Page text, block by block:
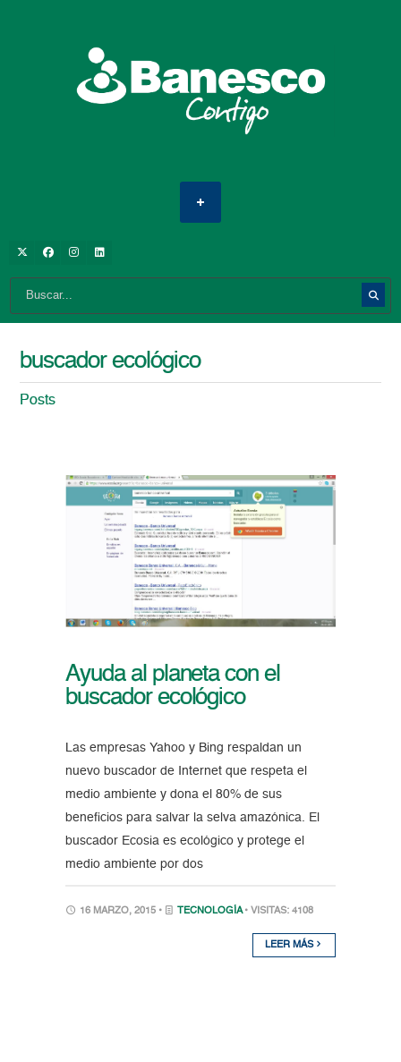
buscador ecológico
Posts
Ayuda al planeta con el
buscador ecológico
Las empresas Yahoo y Bing respaldan un
nuevo buscador de Internet que respeta el
medio ambiente y dona el 80% de sus
beneficios para salvar la selva amazónica. El
buscador Ecosia es ecológico y protege el
medio ambiente por dos
16 MARZO, 2015 • TECNOLOGÍA • VISITAS: 4108
LEER MÁS